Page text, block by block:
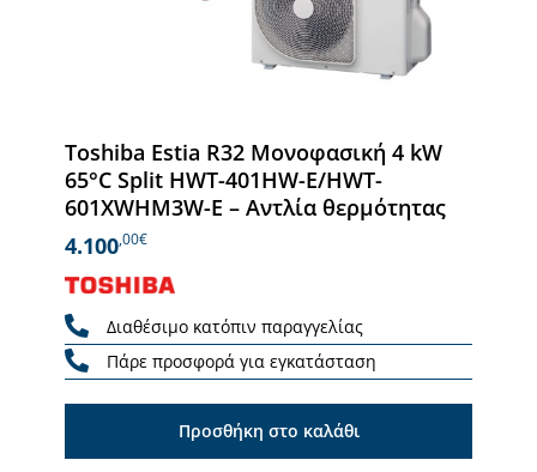
Toshiba Estia R32 Μονοφασική 4 kW
65°C Split HWT-401HW-E/HWT-
601XWHM3W-E – Αντλία θερμότητας
4.100,00€
Διαθέσιμο κατόπιν παραγγελίας
Πάρε προσφορά για εγκατάσταση
Προσθήκη στο καλάθι